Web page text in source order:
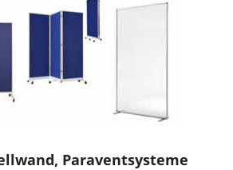
Paraventsysteme